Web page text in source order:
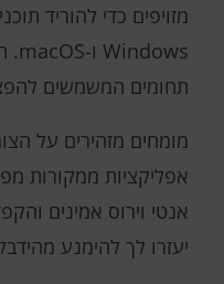
מזויפים כדי להוריד
תחומים המשמשים
מומחים מזהירים על
אפליקציות ממקורות
אנטי וירוס אמינים
יעזרו לך להימנע